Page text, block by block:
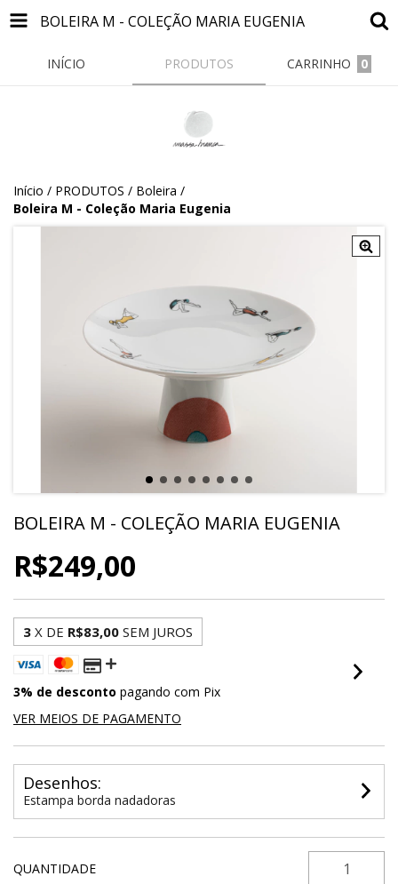
BOLEIRA M - COLEÇÃO MARIA EUGENIA
INÍCIO PRODUTOS CARRINHO 0
Início / PRODUTOS / Boleira /
Boleira M - Coleção Maria Eugenia
BOLEIRA M - COLEÇÃO MARIA EUGENIA
R$249,00
3 X DE R$83,00 SEM JUROS
3% de desconto pagando com Pix
VER MEIOS DE PAGAMENTO
Desenhos:
Estampa borda nadadoras
QUANTIDADE